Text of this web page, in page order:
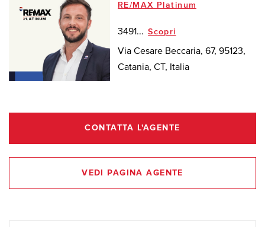
RE/MAX Platinum
3491... Scopri
Via Cesare Beccaria, 67, 95123,
Catania, CT, Italia
CONTATTA L'AGENTE
VEDI PAGINA AGENTE